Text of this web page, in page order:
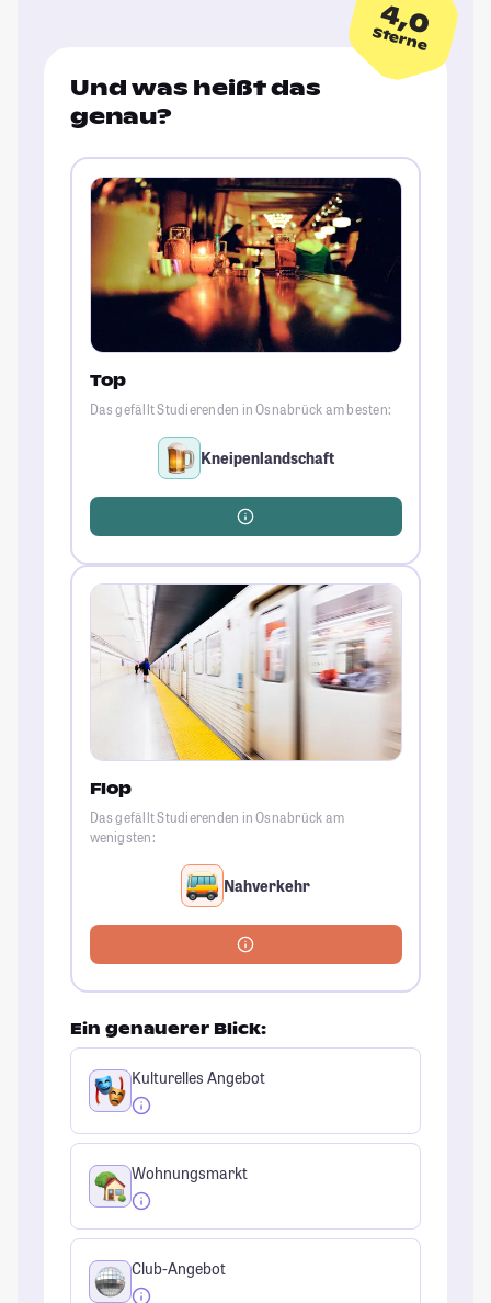
4,0
Sterne
Und was heißt das
genau?
Top
Das gefällt Studierenden in Osnabrück am besten:
Kneipenlandschaft
Flop
Das gefällt Studierenden in Osnabrück am
wenigsten:
Nahverkehr
Ein genauerer Blick:
Kulturelles Angebot
Wohnungsmarkt
Club-Angebot